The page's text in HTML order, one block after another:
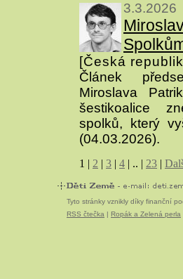
3.3.2026
[Česká
Článek
Miroslava
šestikoalice
spolků, který
(04.03.2026).
1 | 2 | 3 | 4 | .. | 23 |
Tyto stránky vznikly díky finanční
RSS čtečka | Ropák a Zelená perla